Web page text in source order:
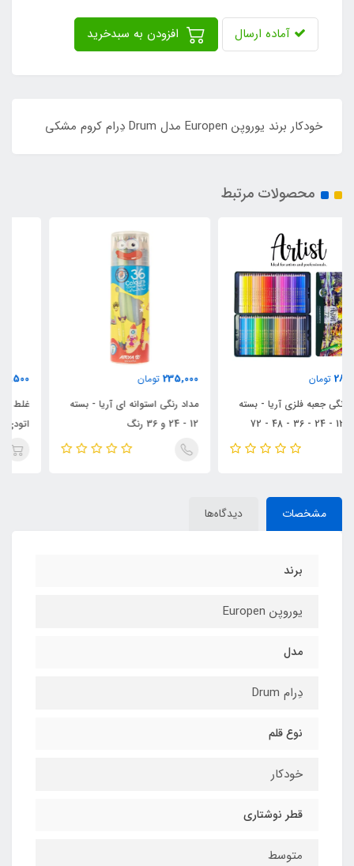
آماده ارسال
خودکار برند یوروپن Europen مدل Drum دِرام کروم مشکی
محصولات مرتبط
235,000
مداد رنگی استوانه ای آریا - بسته
12 - 24 و 36 رنگ
80,500
غلط گیر نواری سی.کلاس مدل
اتودی کد CCT-75
مشخصات دیدگاه‌ها
برند
یوروپن Europen
مدل
دِرام Drum
نوع قلم
خودکار
قطر نوشتاری
متوسط